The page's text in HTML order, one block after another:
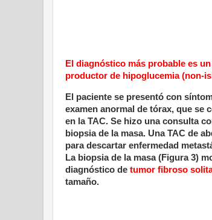
El diagnóstico más probable es
productor de hipoglucemia (non-
El paciente se presentó con
examen anormal de tórax, que se
en la TAC. Se hizo una consulta
biopsia de la masa. Una TAC de
para descartar enfermedad
La biopsia de la masa (Figura 3)
diagnóstico de tumor fibroso
tamaño.